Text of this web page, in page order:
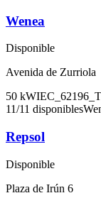
Wenea
Disponible
Avenida de Zurriola
50 kW
11/11 disponibles
Repsol
Disponible
Plaza de Irún 6